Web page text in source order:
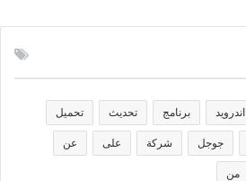
اندرويد برنامج تحديث تحميل
جوجل شركة على عن
من